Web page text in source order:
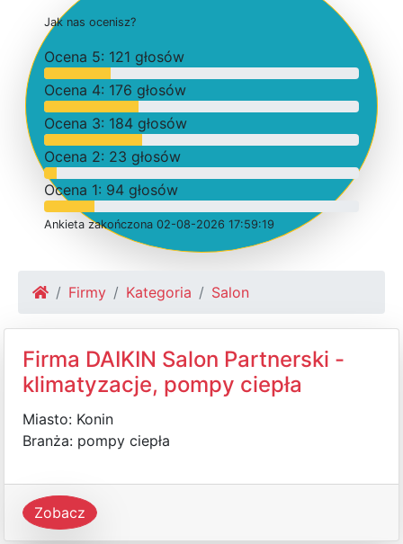
Jak nas ocenisz?
Ocena 5: 121 głosów
Ocena 4: 176 głosów
Ocena 3: 184 głosów
Ocena 2: 23 głosów
Ocena 1: 94 głosów
Ankieta zakończona 02-08-2026 17:59:19
Firmy Kategoria Salon
Firma DAIKIN Salon Partnerski -
klimatyzacje, pompy ciepła
Miasto: Konin
Branża: pompy ciepła
Zobacz